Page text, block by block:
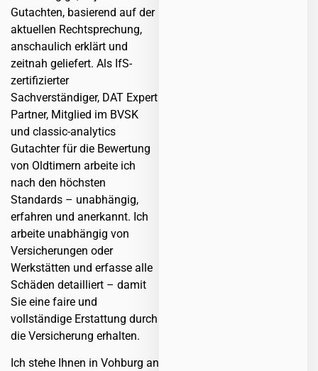
Gutachten, basierend auf der
aktuellen Rechtsprechung,
anschaulich erklärt und
zeitnah geliefert. Als IfS-
zertifizierter
Sachverständiger, DAT Expert
Partner, Mitglied im BVSK
und classic-analytics
Gutachter für die Bewertung
von Oldtimern arbeite ich
nach den höchsten
Standards – unabhängig,
erfahren und anerkannt. Ich
arbeite unabhängig von
Versicherungen oder
Werkstätten und erfasse alle
Schäden detailliert – damit
Sie eine faire und
vollständige Erstattung durch
die Versicherung erhalten.
Ich stehe Ihnen in Vohburg an